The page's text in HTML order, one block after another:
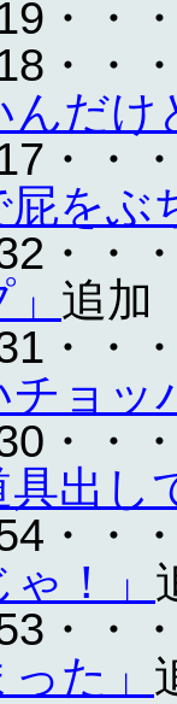
・・
・・
だけ
・・
をぶ
・・
追加
・・
ョッ
・・
出し
・・
！」
・・
た」